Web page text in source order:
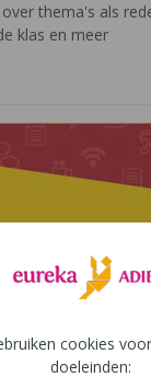
thema's als
klas en meer
cookies
doeleinden: